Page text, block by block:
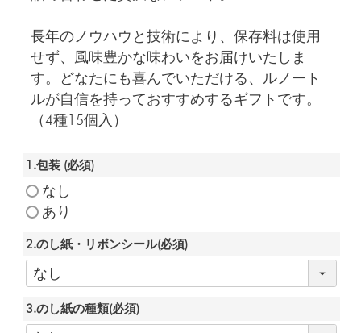
長年のノウハウと技術により、保存料は使用
せず、風味豊かな味わいをお届けいたしま
す。どなたにも喜んでいただける、ルノート
ルが自信を持っておすすめするギフトです。
（4種15個入）
1.包装 (必須)
なし
あり
2.のし紙・リボンシール(必須)
3.のし紙の種類(必須)